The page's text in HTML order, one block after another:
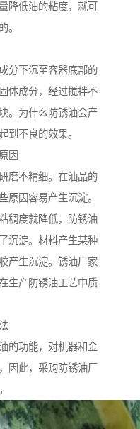
降低油的粘度，就可
。
分下沉至容器底部的
体成分，经过搅拌不
。为什么防锈油会产
到不良的效果。
因
磨不精细。在油品的
原因容易产生沉淀。
稠度就降低，防锈油
沉淀。材料产生某种
产生沉淀。锈油厂家
生产防锈油工艺中质
的功能，对机器和金
因此，采购防锈油厂